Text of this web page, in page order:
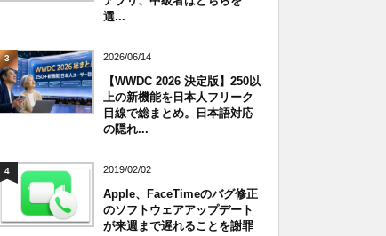
選...
3 2026/06/14
【WWDC 2026 決定版】250以
上の新機能を日本人フリーク
目線で総まとめ。日本語対応
の隠れ...
4 2019/02/02
Apple、FaceTimeのバグ修正
のソフトウェアアップデート
が来週まで遅れることを謝罪